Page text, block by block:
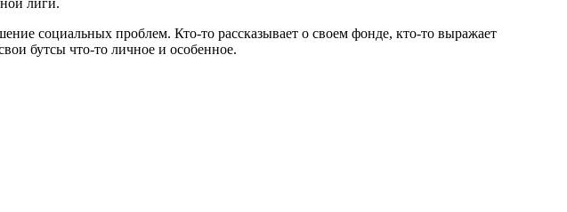
лиги.
социальных проблем. Кто-то рассказывает о своем фонде, кто-то выражает
бутсы что-то личное и особенное.